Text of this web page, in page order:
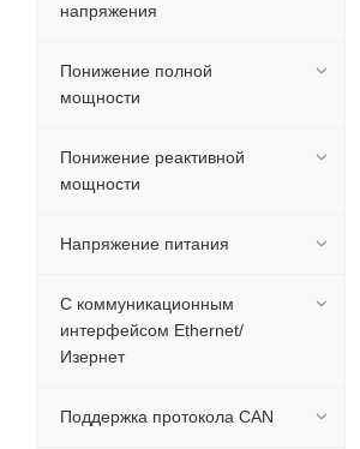
напряжения
Понижение полной
мощности
Понижение реактивной
мощности
Напряжение питания
С коммуникационным
интерфейсом Ethernet/
Изернет
Поддержка протокола CAN